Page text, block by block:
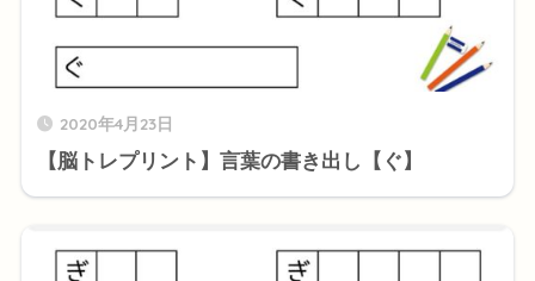
2020年4月23日
【脳トレプリント】言葉の書き出し【ぐ】